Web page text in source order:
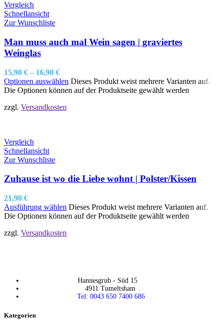
Vergleich
Schnellansicht
Zur Wunschliste
Man muss auch mal Wein sagen | graviertes
Weinglas
15,90 € – 16,90 €
Optionen auswählen Dieses Produkt weist mehrere Varianten auf.
Die Optionen können auf der Produktseite gewählt werden
zzgl. Versandkosten
Vergleich
Schnellansicht
Zur Wunschliste
Zuhause ist wo die Liebe wohnt | Polster/Kissen
21,90 €
Ausführung wählen Dieses Produkt weist mehrere Varianten auf.
Die Optionen können auf der Produktseite gewählt werden
zzgl. Versandkosten
Hannesgrub - Süd 15
4911 Tumeltsham
Tel: 0043 650 7400 686
Kategorien